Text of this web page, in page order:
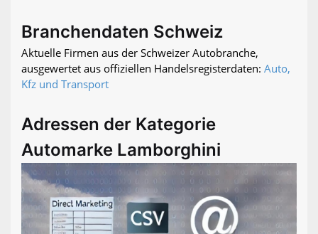
Branchendaten Schweiz
Aktuelle Firmen aus der Schweizer Autobranche,
ausgewertet aus offiziellen Handelsregisterdaten: Auto,
Kfz und Transport
Adressen der Kategorie
Automarke Lamborghini